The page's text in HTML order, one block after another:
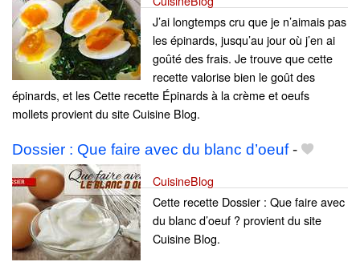
J’ai longtemps cru que je n’aimais pas
les épinards, jusqu’au jour où j’en ai
goûté des frais. Je trouve que cette
recette valorise bien le goût des
épinards, et les Cette recette Épinards à la crème et oeufs
mollets provient du site Cuisine Blog.
Dossier : Que faire avec du blanc d’oeuf-
CuisineBlog
Cette recette Dossier : Que faire avec
du blanc d’oeuf ? provient du site
Cuisine Blog.